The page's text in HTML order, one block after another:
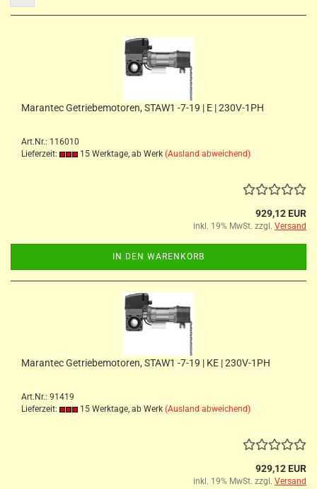
Marantec Getriebemotoren, STAW1 -7-19 | E | 230V-1PH
Art.Nr.: 116010
Lieferzeit:
15 Werktage, ab Werk (Ausland abweichend)
929,12 EUR
inkl. 19% MwSt. zzgl. Versand
IN DEN WARENKORB
Marantec Getriebemotoren, STAW1 -7-19 | KE | 230V-1PH
Art.Nr.: 91419
Lieferzeit:
15 Werktage, ab Werk (Ausland abweichend)
929,12 EUR
inkl. 19% MwSt. zzgl. Versand